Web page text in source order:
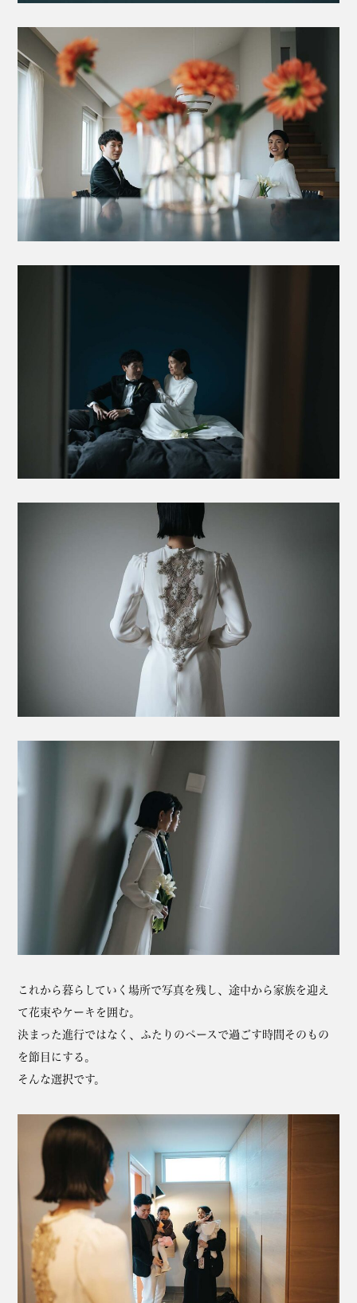
これから暮らしていく場所で写真を残し、途中から家族を迎え
て花束やケーキを囲む。
決まった進行ではなく、ふたりのペースで過ごす時間そのもの
を節目にする。
そんな選択です。